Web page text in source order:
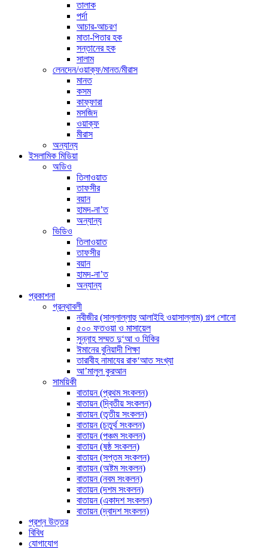
তালাক
পর্দা
আচার-আচরণ
মাতা-পিতার হক
সন্তানের হক
সালাম
লেনদেন/ওয়াক্ফ/মানত/মীরাস
মানত
কসম
কাফ্ফারা
মসজিদ
ওয়াক্ফ
মীরাস
অন্যান্য
ইসলামিক মিডিয়া
অডিও
তিলাওয়াত
তাফসীর
বয়ান
হামদ-না’ত
অন্যান্য
ভিডিও
তিলাওয়াত
তাফসীর
বয়ান
হামদ-না’ত
অন্যান্য
প্রকাশনা
গ্রন্থাবলী
নবীজীর (সাল্লাল্লাহু আলাইহি ওয়াসাল্লাম) গল্প শোনো
৫০০ ফতওয়া ও মাসায়েল
সুন্নাহ সম্মত দু‘আ ও যিকির
ঈমানের বুনিয়াদী শিক্ষা
তারাবীহ নামাযের রাক‘আত সংখ্যা
আ’মালুল কুরআন
সাময়িকী
বাতায়ন (প্রথম সংকলন)
বাতায়ন (দ্বিতীয় সংকলন)
বাতায়ন (তৃতীয় সংকলন)
বাতায়ন (চতুর্থ সংকলন)
বাতায়ন (পঞ্চম সংকলন)
বাতায়ন (ষষ্ঠ সংকলন)
বাতায়ন (সপ্তম সংকলন)
বাতায়ন (অষ্টম সংকলন)
বাতায়ন (নবম সংকলন)
বাতায়ন (দশম সংকলন)
বাতায়ন (একাদশ সংকলন)
বাতায়ন (দ্বাদশ সংকলন)
প্রশ্ন উত্তর
বিবিধ
যোগাযোগ